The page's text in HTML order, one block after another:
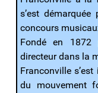
s’est
concours
Fondé en 1872
directeur dans la
Franconville
du mouvement